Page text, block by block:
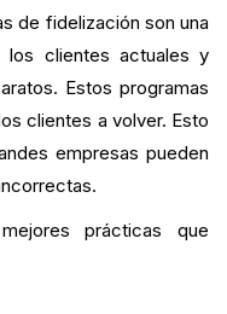
de fidelización son una
los clientes actuales y
Estos programas
clientes a volver. Esto
empresas pueden
prácticas que